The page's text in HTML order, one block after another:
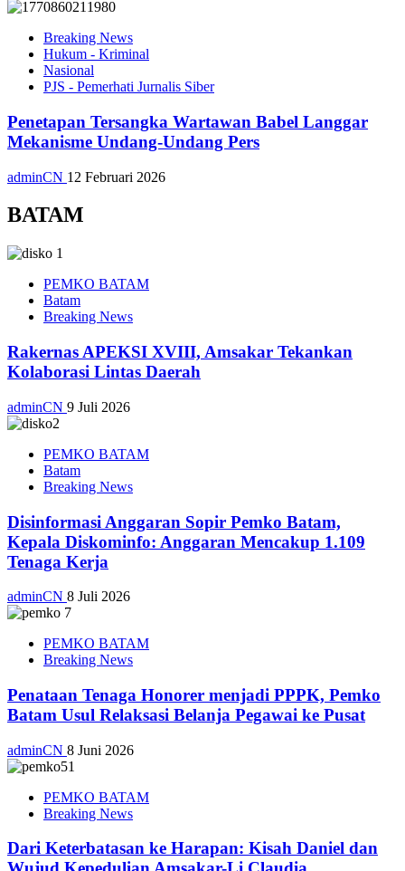
Breaking News
Hukum - Kriminal
Nasional
PJS - Pemerhati Jurnalis Siber
Penetapan Tersangka Wartawan Babel Langgar
Mekanisme Undang-Undang Pers
adminCN 12 Februari 2026
BATAM
PEMKO BATAM
Batam
Breaking News
Rakernas APEKSI XVIII, Amsakar Tekankan
Kolaborasi Lintas Daerah
adminCN 9 Juli 2026
PEMKO BATAM
Batam
Breaking News
Disinformasi Anggaran Sopir Pemko Batam,
Kepala Diskominfo: Anggaran Mencakup 1.109
Tenaga Kerja
adminCN 8 Juli 2026
PEMKO BATAM
Breaking News
Penataan Tenaga Honorer menjadi PPPK, Pemko
Batam Usul Relaksasi Belanja Pegawai ke Pusat
adminCN 8 Juni 2026
PEMKO BATAM
Breaking News
Dari Keterbatasan ke Harapan: Kisah Daniel dan